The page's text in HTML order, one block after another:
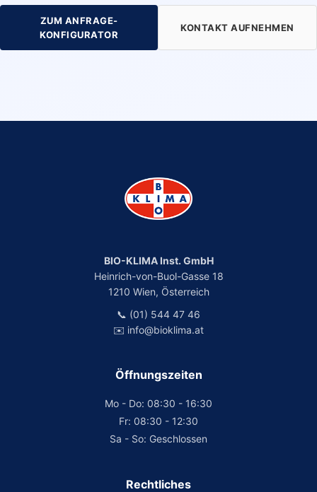
ZUM ANFRAGE-
KONFIGURATOR
KONTAKT AUFNEHMEN
BIO-KLIMA Inst. GmbH
Heinrich-von-Buol-Gasse 18
1210 Wien, Österreich
📞 (01) 544 47 46
✉️ info@bioklima.at
Öffnungszeiten
Mo - Do: 08:30 - 16:30
Fr: 08:30 - 12:30
Sa - So: Geschlossen
Rechtliches